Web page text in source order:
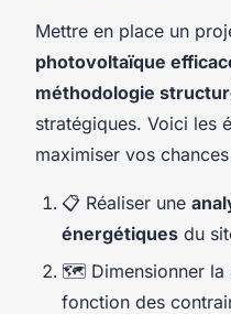
Mettre en place un
photovoltaïque
méthodologie
stratégiques. Voici les
maximiser vos
📋 Réaliser une
énergétiques du
🗺️ Dimensionner la
fonction des